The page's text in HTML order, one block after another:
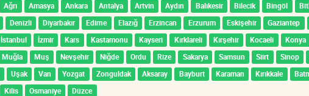
Ağrı Amasya Ankara Antalya Artvin Aydın Balıkesir Bilecik Bingöl
Denizli Diyarbakır Edirne Elazığ Erzincan Erzurum Eskişehir Gaziantep
İstanbul İzmir Kars Kastamonu Kayseri Kırklareli Kırşehir Kocaeli Konya
Muğla Muş Nevşehir Niğde Ordu Rize Sakarya Samsun Siirt Sinop
Uşak Van Yozgat Zonguldak Aksaray Bayburt Karaman Kırıkkale
Kilis Osmaniye Düzce